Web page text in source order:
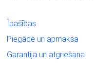
Īpašības
Piegāde un apmaksa
Garantija un atgriešana